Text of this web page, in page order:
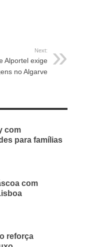
Next:
Alportel exige
no Algarve
com
para famílias
com
reforça